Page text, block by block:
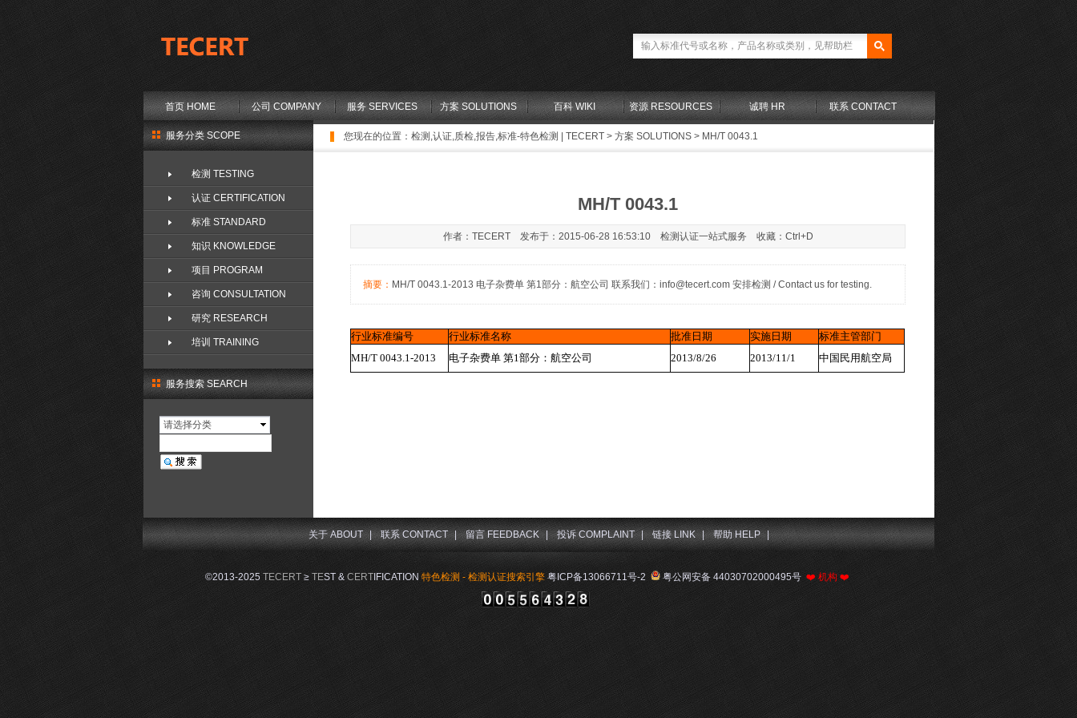
首页 HOME 公司 COMPANY 服务 SERVICES 方案 SOLUTIONS 百科 WIKI 资源 RESOURCES 诚聘 HR 联系 CONTACT
您现在的位置： 检测,认证,质检,报告,标准-特色检测 | TECERT > 方案 SOLUTIONS > MH/T 0043.1
服务搜索 SEARCH
请选择分类
MH/T 0043.1
作者：TECERT 发布于：2015-06-28 16:53:10 检测认证一站式服务 收藏：Ctrl+D
摘要： MH/T 0043.1-2013 电子杂费单 第1部分：航空公司 联系我们：info@tecert.com 安排检测 / Contact us for testing.
行业标准编号 行业标准名称 批准日期 实施日期
标准主管部门
MH/T 0043.1-2013
电子杂费单 第1部分：航空公司 2013/8/26 2013/11/1 中国民用航空局
服务分类 SCOPE
检测 TESTING
认证 CERTIFICATION
标准 STANDARD
知识 KNOWLEDGE
项目 PROGRAM
咨询 CONSULTATION
研究 RESEARCH
培训 TRAINING
©2013-2025 TECERT≥ TEST & CERTIFICATION 特色检测 - 检测认证搜索引擎 粤ICP备13066711号-2 粤公网安备 44030702000495号 ❤️ 机构 ❤️
关于 ABOUT | 联系 CONTACT | 留言 FEEDBACK 投诉 COMPLAINT | 链接 LINK | 帮助 HELP |